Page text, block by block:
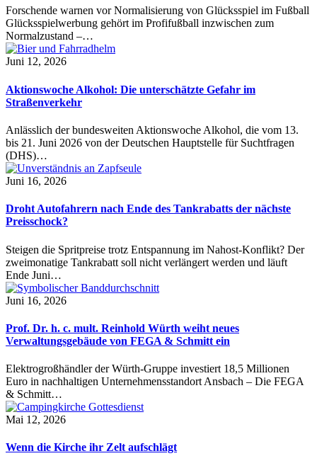
Forschende warnen vor Normalisierung von Glücksspiel im Fußball
Glücksspielwerbung gehört im Profifußball inzwischen zum
Normalzustand –…
Juni 12, 2026
Aktionswoche Alkohol: Die unterschätzte Gefahr im
Straßenverkehr
Anlässlich der bundesweiten Aktionswoche Alkohol, die vom 13.
bis 21. Juni 2026 von der Deutschen Hauptstelle für Suchtfragen
(DHS)…
Juni 16, 2026
Droht Autofahrern nach Ende des Tankrabatts der nächste
Preisschock?
Steigen die Spritpreise trotz Entspannung im Nahost-Konflikt? Der
zweimonatige Tankrabatt soll nicht verlängert werden und läuft
Ende Juni…
Juni 16, 2026
Prof. Dr. h. c. mult. Reinhold Würth weiht neues
Verwaltungsgebäude von FEGA & Schmitt ein
Elektrogroßhändler der Würth-Gruppe investiert 18,5 Millionen
Euro in nachhaltigen Unternehmensstandort Ansbach – Die FEGA
& Schmitt…
Mai 12, 2026
Wenn die Kirche ihr Zelt aufschlägt